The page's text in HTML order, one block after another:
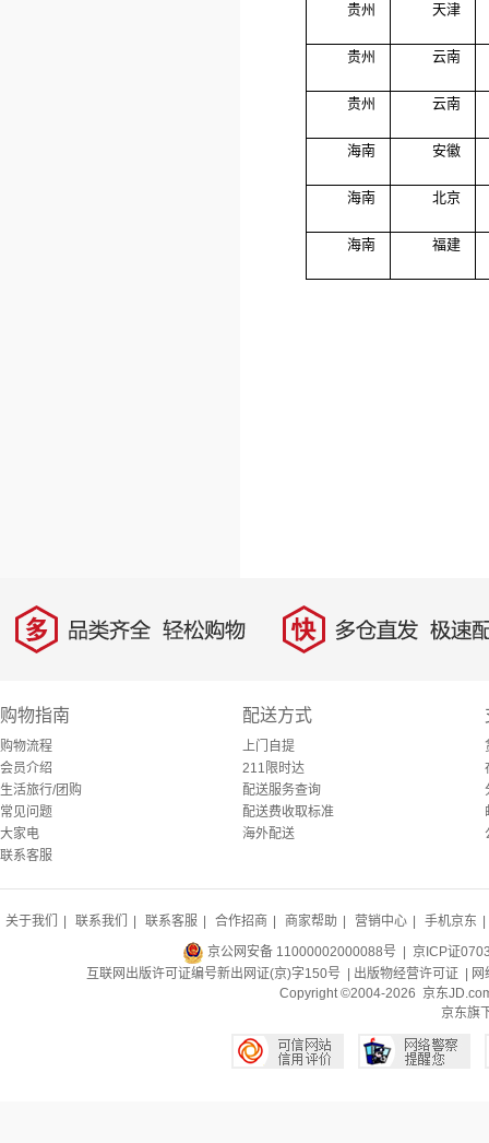
贵州 天津
贵州 云南
贵州 云南
海南 安徽
海南 北京
海南 福建
多 品类齐全，轻松购物 快 多仓直发，极速配
购物指南
购物流程
会员介绍
生活旅行/团购
常见问题
大家电
联系客服
配送方式
上门自提
211限时达
配送服务查询
配送费收取标准
海外配送
关于我们 联系我们 联系客服 合作招商 商家帮助 营销中心 手机京东
京公网安备 11000002000088号 | 京ICP证
互联网出版许可证编号新出网证(京)字150号 | 出版物经营许可证
Copyright ©2004-2026 京东
京东旗